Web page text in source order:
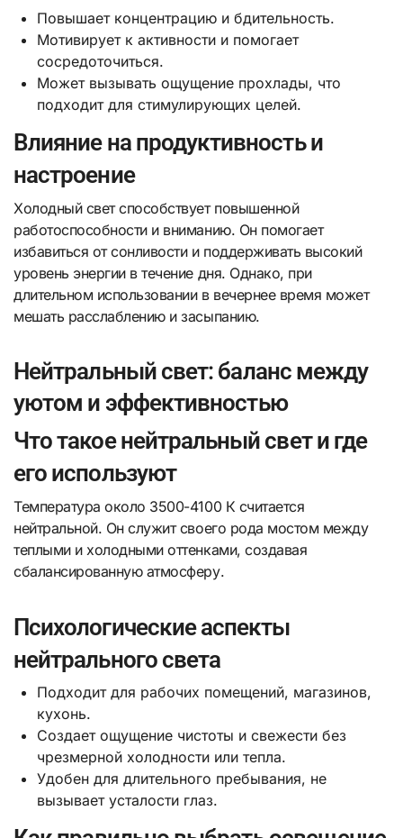
Повышает концентрацию и бдительность.
Мотивирует к активности и помогает
сосредоточиться.
Может вызывать ощущение прохлады, что
подходит для стимулирующих целей.
Влияние на продуктивность и
настроение
Холодный свет способствует повышенной
работоспособности и вниманию. Он помогает
избавиться от сонливости и поддерживать высокий
уровень энергии в течение дня. Однако, при
длительном использовании в вечернее время может
мешать расслаблению и засыпанию.
Нейтральный свет: баланс между
уютом и эффективностью
Что такое нейтральный свет и где
его используют
Температура около 3500-4100 К считается
нейтральной. Он служит своего рода мостом между
теплыми и холодными оттенками, создавая
сбалансированную атмосферу.
Психологические аспекты
нейтрального света
Подходит для рабочих помещений, магазинов,
кухонь.
Создает ощущение чистоты и свежести без
чрезмерной холодности или тепла.
Удобен для длительного пребывания, не
вызывает усталости глаз.